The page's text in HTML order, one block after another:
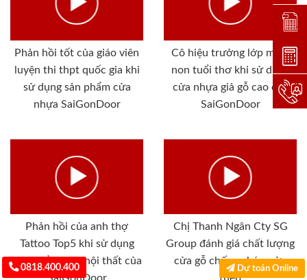
Phản hồi tốt của giáo viên
luyện thi thpt quốc gia khi
sử dụng sản phẩm cửa
nhựa SaiGonDoor
Cô hiệu trưởng lớp mầm
non tuổi thơ khi sử dụng
cửa nhựa giả gỗ cao cấp
SaiGonDoor
Phản hồi của anh thợ
Tattoo Top5 khi sử dụng
sản phẩm cửa, nội thất của
Chị Thanh Ngân Cty SG
Group đánh giá chất lượng
cửa gỗ chống cháy, cửa
0818.400.400 Dự toán Online
Đặt
Dự